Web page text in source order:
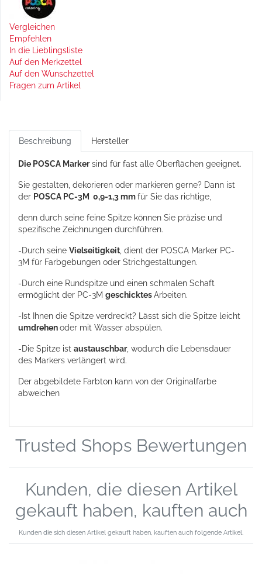
Vergleichen
Empfehlen
In die Lieblingsliste
Auf den Merkzettel
Auf den Wunschzettel
Fragen zum Artikel
Beschreibung Hersteller
Die POSCA Markersind für fast alle Oberflächen geeignet.
Sie gestalten, dekorieren oder markieren gerne? Dann ist
der POSCA PC-3M 0,9-1,3 mmfür Sie das richtige,
denn durch seine feine Spitze können Sie präzise und
spezifische Zeichnungen durchführen.
-Durch seine Vielseitigkeit , dient der POSCA Marker PC-
3M für Farbgebungen oder Strichgestaltungen.
-Durch eine Rundspitze und einen schmalen Schaft
ermöglicht der PC-3M geschicktesArbeiten.
-Ist Ihnen die Spitze verdreckt? Lässt sich die Spitze leicht
umdrehenoder mit Wasser abspülen.
-Die Spitze ist austauschbar, wodurch die Lebensdauer
des Markers verlängert wird.
Der abgebildete Farbton kann von der Originalfarbe
abweichen
Trusted Shops Bewertungen
Kunden, die diesen Artikel
gekauft haben, kauften auch
Kunden die sich diesen Artikel gekauft haben, kauften auch folgende Artikel.